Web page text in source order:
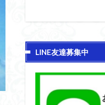
LINE友達募集中